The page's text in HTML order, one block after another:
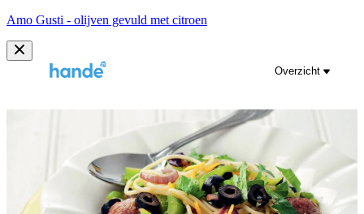
Amo Gusti - olijven gevuld met citroen
Overzicht